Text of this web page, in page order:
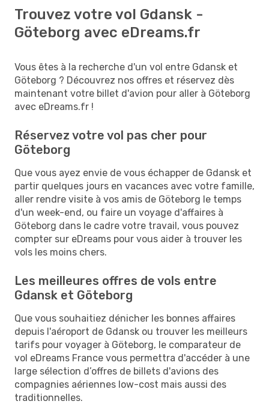
Trouvez votre vol Gdansk -
Göteborg avec eDreams.fr
Vous êtes à la recherche d'un vol entre Gdansk et
Göteborg ? Découvrez nos offres et réservez dès
maintenant votre billet d'avion pour aller à Göteborg
avec eDreams.fr !
Réservez votre vol pas cher pour
Göteborg
Que vous ayez envie de vous échapper de Gdansk et
partir quelques jours en vacances avec votre famille,
aller rendre visite à vos amis de Göteborg le temps
d'un week-end, ou faire un voyage d'affaires à
Göteborg dans le cadre votre travail, vous pouvez
compter sur eDreams pour vous aider à trouver les
vols les moins chers.
Les meilleures offres de vols entre
Gdansk et Göteborg
Que vous souhaitiez dénicher les bonnes affaires
depuis l'aéroport de Gdansk ou trouver les meilleurs
tarifs pour voyager à Göteborg, le comparateur de
vol eDreams France vous permettra d'accéder à une
large sélection d’offres de billets d'avions des
compagnies aériennes low-cost mais aussi des
traditionnelles.